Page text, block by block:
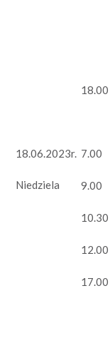
18.00
18.06.2023r.
Niedziela
7.00
9.00
10.30
12.00
17.00